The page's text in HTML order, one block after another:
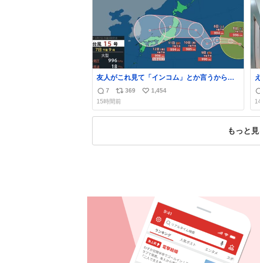
友人がこれ見て「インコム」とか言うから、
もうそれにしか見えなくなっちゃった。
返
信
数
7
リ
ポ
ス
369
い
ね
1,454
15時間前
信
もっと